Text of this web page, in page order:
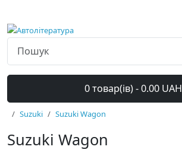
0 товар(ів) - 0.00 UAH
Suzuki Suzuki Wagon
Suzuki Wagon